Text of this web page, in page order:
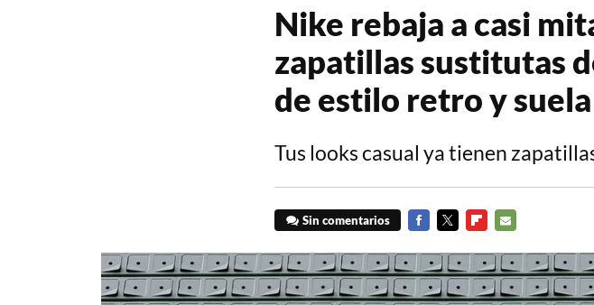
Nike rebaja a casi
zapatillas sustitutas
de estilo retro y
Tus looks casual ya tienen
Sin comentarios
MAIL